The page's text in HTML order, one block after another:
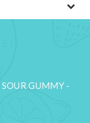
GUMMY -